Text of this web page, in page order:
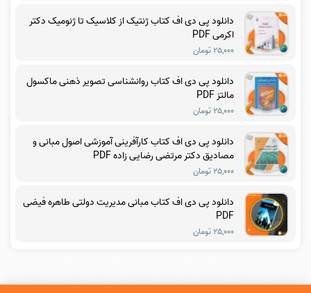
دانلود پی دی اف کتاب ژنتیک از کلاسیک تا ژنومیک دکتر
اکرمی PDF
۲۵,۰۰۰ تومان
دانلود پی دی اف کتاب روانشناسی تصویر ذهنی ماکسول
مالتز PDF
۲۵,۰۰۰ تومان
دانلود پی دی اف کتاب کارآفرینی آموزشی اصول مبانی و
مصادیق دکتر مرتضی رضایی زاده PDF
۲۵,۰۰۰ تومان
دانلود پی دی اف کتاب مبانی مدیریت دولتی طاهره فیضی
PDF
۲۵,۰۰۰ تومان